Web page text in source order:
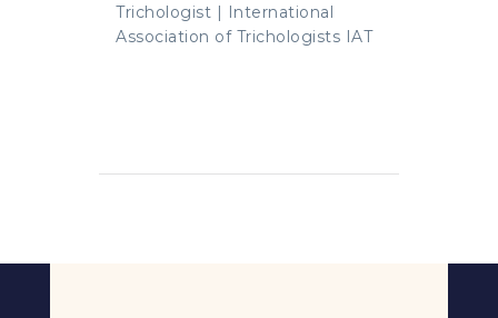
Trichologist | International
Association of Trichologists IAT